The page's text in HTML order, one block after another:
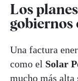
Los
gobiernos
Una factura
como el Solar
mucho más